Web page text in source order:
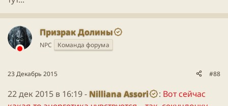
Призрак Долины
NPC Команда форума
23 Декабрь 2015 #88
22 дек 2015 в 16:19 - Nilliana Assori : Вот сейчас